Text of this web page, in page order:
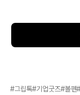
그립톡 기업굿즈 볼펜